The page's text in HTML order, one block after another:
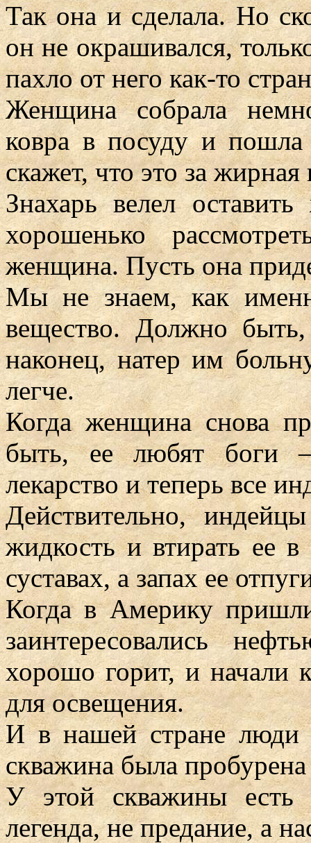
Так она и сделала. Но
он не окрашивался,
пахло от него как-то
Женщина собрала
ковра в посуду и
скажет, что это за жирная
Знахарь велел
хорошенько
женщина. Пусть она
Мы не знаем, как
вещество. Должно
наконец, натер им
легче.
Когда женщина снова
быть, ее любят боги
лекарство и теперь все
Действительно,
жидкость и втирать ее
суставах, а запах ее
Когда в Америку
заинтересовались
хорошо горит, и начали
для освещения.
И в нашей стране люди
скважина была пробурена
У этой скважины есть
легенда, не предание, а